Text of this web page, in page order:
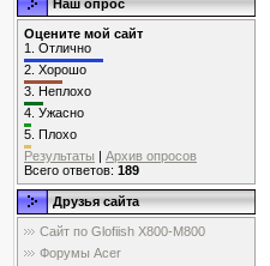
Наш опрос
Оцените мой сайт
1. Отлично
2. Хорошо
3. Неплохо
4. Ужасно
5. Плохо
Результаты | Архив опросов
Всего ответов: 189
Друзья сайта
Сайт по Glofiish X800-M800
Форумы Acer